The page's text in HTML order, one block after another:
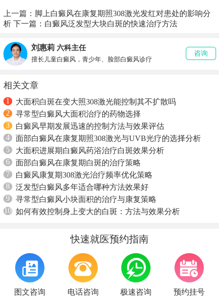
上一篇： 脚上白癜风在康复期照308激光发红对患处的影响分
析 下一篇： 白癜风泛发型大块白斑的快速治疗方法
刘惠莉 六科主任
擅长儿童白癜风，青少年、脸部白癜风诊疗
咨询
相关文章
1
大面积白斑在变大照308激光能控制其不扩散吗
2
寻常型白癜风大面积治疗的药物选择
3
白癜风早期发展迅速的控制方法与效果评估
4
面部白癜风在康复期照308激光与UVB光疗的选择分析
5
大面积进展期白癜风药浴治疗白斑效果分析
6
面部白癜风在康复期白斑的治疗策略
7
白癜风康复期308激光治疗频率优化策略
8
泛发型白癜风多年适合哪种方法效果好
9
寻常型白癜风小块面积的治疗与康复策略
10 如何有效控制身上变大的白斑：方法与效果分析
快速就医预约指南
图文咨询 电话咨询 极速咨询 预约挂号